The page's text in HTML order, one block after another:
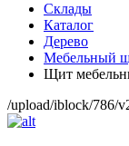
Склады
Каталог
Дерево
Мебельный
Щит
/upload/iblock/786/